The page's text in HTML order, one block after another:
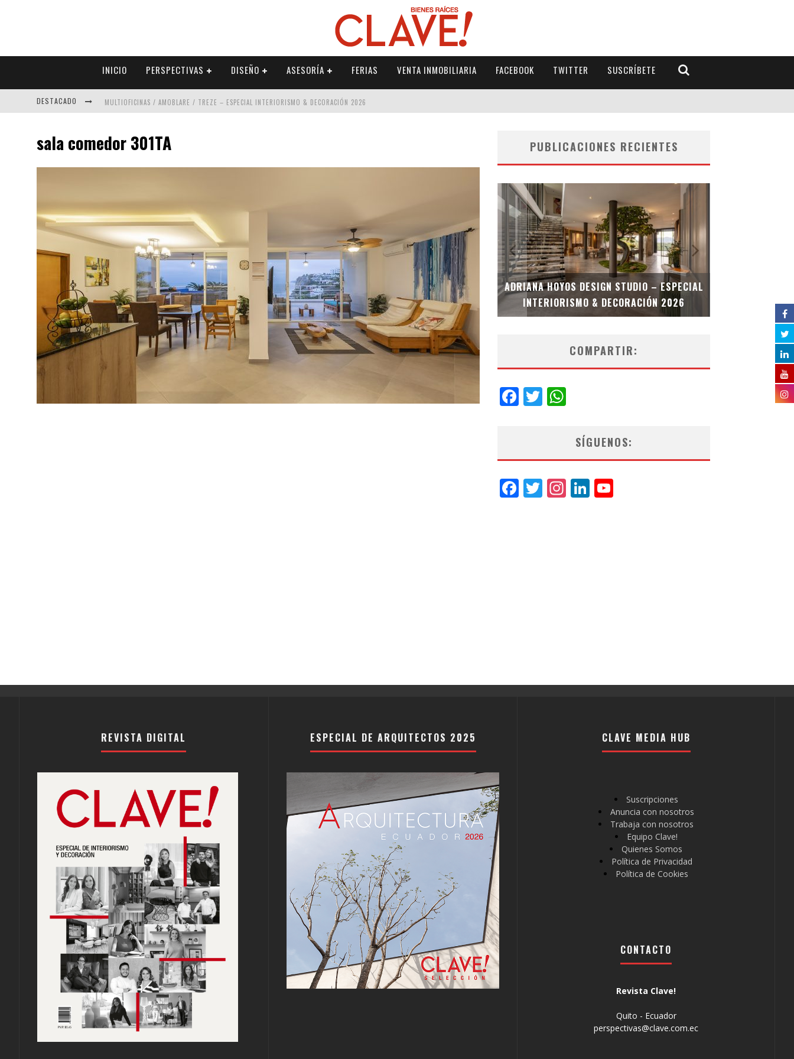
INICIO PERSPECTIVAS DISEÑO ASESORÍA FERIAS VENTA INMOBILIARIA FACEBOOK TWITTER SUSCRÍBETE
DESTACADO MULTIOFICINAS / AMOBLARE / TREZE – ESPECIAL INTERIORISMO & DECORACIÓN 2026
COLINEAL – ESPECIAL INTERIORISMO & DECORACIÓN 2026
sala comedor 301TA PUBLICACIONES RECIENTES
MUBB DESIGN STUDIO – ESPECIAL
INTERIORISMO & DECORACIÓN 2026
ADRIANA HOYOS DESIGN STUDIO – ESPECIAL
INTERIORISMO & DECORACIÓN 2026
COMPARTIR:
Facebook
Twitter
SÍGUENOS:
Facebook
Twitter
Instagram
LinkedIn
REVISTA DIGITAL ESPECIAL DE ARQUITECTOS 2025 CLAVE MEDIA HUB
Suscripciones
Anuncia con nosotros
Trabaja con nosotros
Equipo Clave!
Quienes Somos
Política de Privacidad
Política de Cookies
CONTACTO
Revista Clave!
Quito - Ecuador
perspectivas@clave.com.ec